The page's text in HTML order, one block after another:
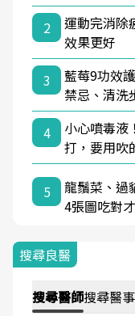
2
運動完消
效果更好
3
藍莓9功效
禁忌、清洗
4
小心噴毒液
打，要用吹
5
龍鬚菜、過
4張圖吃對
搜尋良醫
搜尋醫師搜尋醫